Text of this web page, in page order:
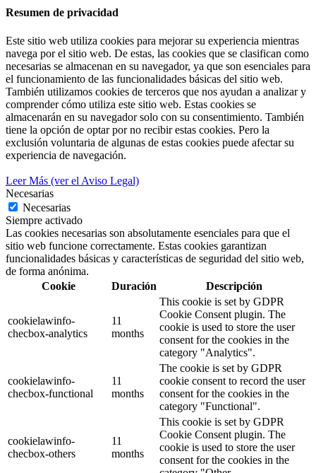
Resumen de privacidad
Este sitio web utiliza cookies para mejorar su experiencia mientras
navega por el sitio web. De estas, las cookies que se clasifican como
necesarias se almacenan en su navegador, ya que son esenciales para
el funcionamiento de las funcionalidades básicas del sitio web.
También utilizamos cookies de terceros que nos ayudan a analizar y
comprender cómo utiliza este sitio web. Estas cookies se
almacenarán en su navegador solo con su consentimiento. También
tiene la opción de optar por no recibir estas cookies. Pero la
exclusión voluntaria de algunas de estas cookies puede afectar su
experiencia de navegación.
Leer Más (ver el Aviso Legal)
Necesarias
Necesarias
Siempre activado
Las cookies necesarias son absolutamente esenciales para que el
sitio web funcione correctamente. Estas cookies garantizan
funcionalidades básicas y características de seguridad del sitio web,
de forma anónima.
Cookie
Duración Descripción
cookielawinfo-
checbox-analytics
11
months
This cookie is set by GDPR
Cookie Consent plugin. The
cookie is used to store the user
consent for the cookies in the
category "Analytics".
cookielawinfo-
checbox-functional
11
months
The cookie is set by GDPR
cookie consent to record the user
consent for the cookies in the
category "Functional".
cookielawinfo-
checbox-others
11
months
This cookie is set by GDPR
Cookie Consent plugin. The
cookie is used to store the user
consent for the cookies in the